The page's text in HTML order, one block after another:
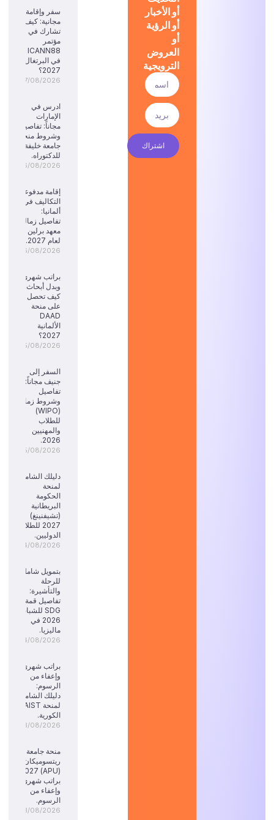
أو الأخبار
أو الرؤية
أو
العروض
الترويجية
اشتراك
سفر وإقامة
مجانية: كيف
تشارك في
مؤتمر
ICANN88
في البرتغال
2027؟
07/08/2026
ادرس في
الإمارات
مجاناً: تفاصيل
وشروط منحة
جامعة خليفة
للدكتوراه.
06/08/2026
إقامة مدفوعة
التكاليف في
ألمانيا:
تفاصيل زمالة
معهد برلين
لعام 2027.
06/08/2026
براتب شهري
وبدل أبحاث:
كيف تحصل
على منحة
DAAD
الألمانية
2027؟
05/08/2026
السفر إلى
جنيف مجاناً:
تفاصيل
وشروط زمالة
(WIPO)
للطلاب
والمهنيين
2026.
05/08/2026
دليلك الشامل
لمنحة
الحكومة
البريطانية
(تشيفنينغ)
2027 للطلاب
الدوليين.
04/08/2026
بتمويل شامل
للرحلة
والتأشيرة:
تفاصيل قمة
SDG للشباب
2026 في
ماليزيا.
04/08/2026
براتب شهري
وإعفاء من
الرسوم:
دليلك الشامل
لمنحة KAIST
الكورية.
03/08/2026
منحة جامعة
ريتسوميكان
براتب شهري
وإعفاء من
الرسوم.
03/08/2026